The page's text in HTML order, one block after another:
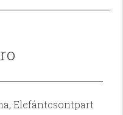
Elefántcsontpart